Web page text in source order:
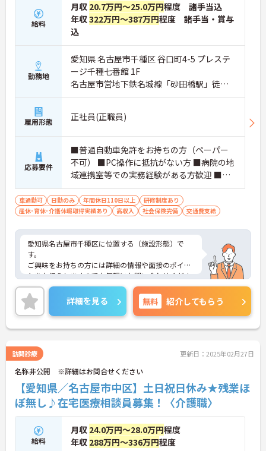
給料
月収 20.7万円～25.0万円程度 諸手当込
年収322万円～387万円程度 諸手当・賞与
込
勤務地
愛知県 名古屋市千種区 谷口町4-5 プレステ
ージ千種七番館 1F
名古屋市営地下鉄名城線「砂田橋駅」徒歩1
1分
雇用形態 正社員(正職員)
応募要件
■普通自動車免許をお持ちの方（ペーパー
不可） ■PC操作に抵抗がない方 ■病院の地
域連携室等での実務経験がある方歓迎 ■地
域医療連携室での実務経験がある方歓迎
車通勤可 日勤のみ 年間休日110日以上
研修制度あり
産休･育休･介護休暇取得実績あり
高収入 社会保険完備 交通費支給
愛知県名古屋市千種区に位置する（施設形態）で
す。
ご興味をお持ちの方には詳細の情報や面接のポイン
トをお伝えしますのでお気軽にお問い合わせくださ
いませ。
詳細を見る 無料 紹介してもらう
訪問診療 更新日：2025年02月27日
名称非公開 ※詳細はお問合せください
【愛知県／名古屋市中区】土日祝日休み★残業ほ
ぼ無し♪在宅医療相談員募集！〈介護職〉
給料
月収 24.0万円～28.0万円程度
年収 288万円～336万円程度